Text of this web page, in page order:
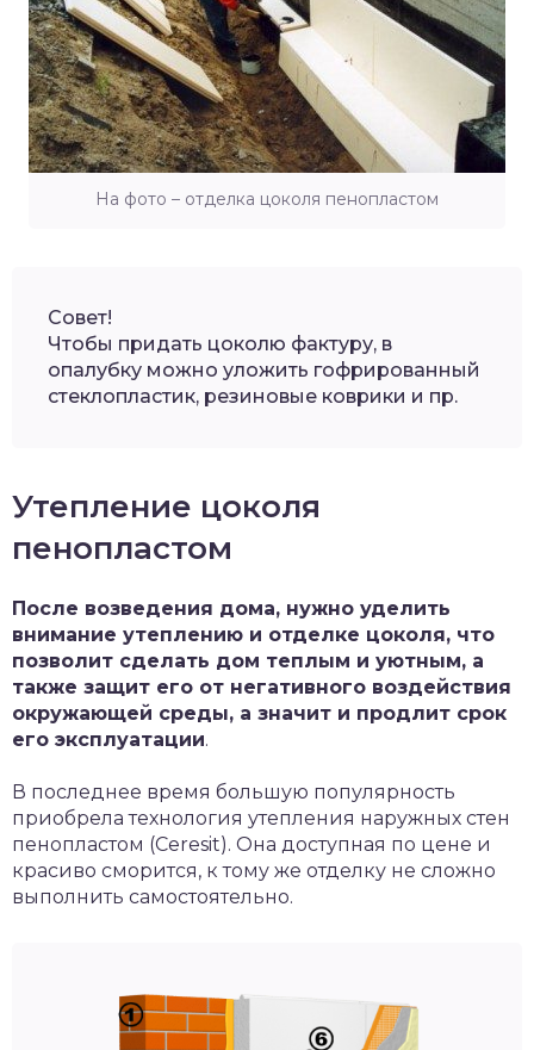
На фото – отделка цоколя пенопластом
Совет!
Чтобы придать цоколю фактуру, в
опалубку можно уложить гофрированный
стеклопластик, резиновые коврики и пр.
Утепление цоколя
пенопластом
После возведения дома, нужно уделить
внимание утеплению и отделке цоколя, что
позволит сделать дом теплым и уютным, а
также защит его от негативного воздействия
окружающей среды, а значит и продлит срок
его эксплуатации.
В последнее время большую популярность
приобрела технология утепления наружных стен
пенопластом (Ceresit). Она доступная по цене и
красиво сморится, к тому же отделку не сложно
выполнить самостоятельно.